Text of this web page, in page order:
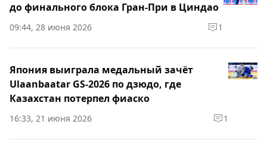
до финального блока Гран-При в Циндао
09:44, 28 июня 2026 1
Япония выиграла медальный зачёт
Ulaanbaatar GS-2026 по дзюдо, где
Казахстан потерпел фиаско
16:33, 21 июня 2026 1